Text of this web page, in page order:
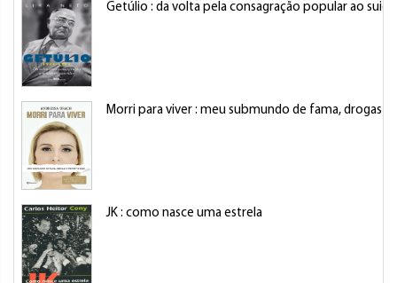
Getúlio : da volta pela consagração popular ao
Morri para viver : meu submundo de fama, drogas
JK : como nasce uma estrela